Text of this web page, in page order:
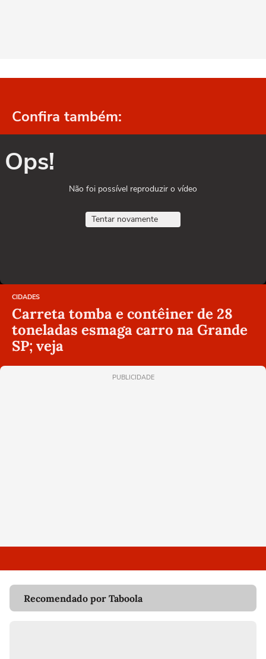
Confira também:
Ops!
Não foi possível reproduzir o vídeo
Tentar novamente
CIDADES
Carreta tomba e contêiner de 28
toneladas esmaga carro na Grande
SP; veja
PUBLICIDADE
Recomendado por Taboola